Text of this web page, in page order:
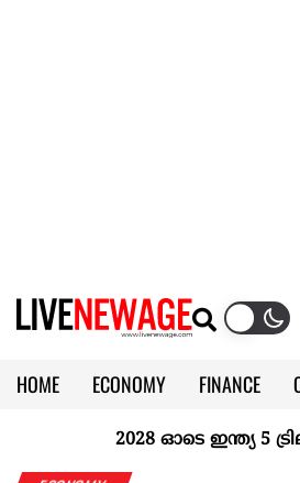
HOME ECONOMY FINANCE
KERALA @70
2028 ഓടെ ഇന്ത്യ 5